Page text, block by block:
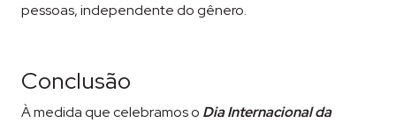
pessoas, independente do gênero.
Conclusão
À medida que celebramos o Dia Internacional da